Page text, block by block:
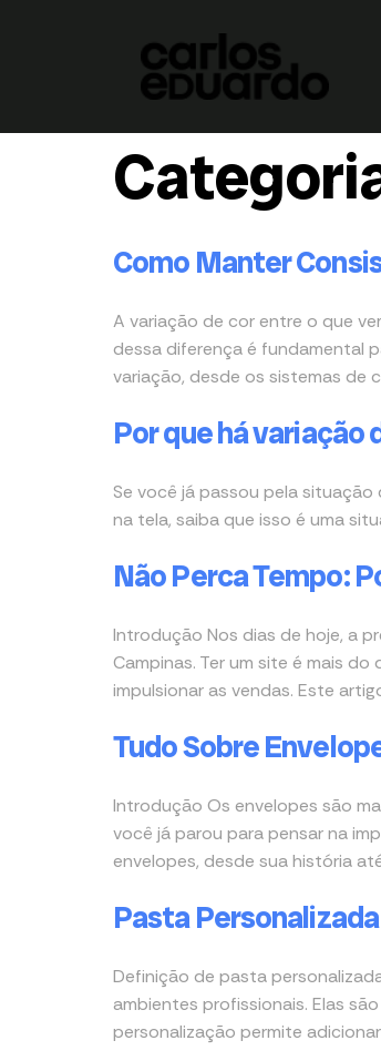
Como Manter
A variação de cor entre o que
dessa diferença é fundamental
variação, desde os sistemas de
Por que há variação
Se você já passou pela
na tela, saiba que isso é uma
Não Perca Tempo:
Introdução Nos dias de hoje, a
Campinas. Ter um site é mais
impulsionar as vendas. Este
Tudo Sobre
Introdução Os envelopes são
você já parou para pensar na
envelopes, desde sua história
Pasta
Definição de pasta
ambientes profissionais. Elas
personalização permite